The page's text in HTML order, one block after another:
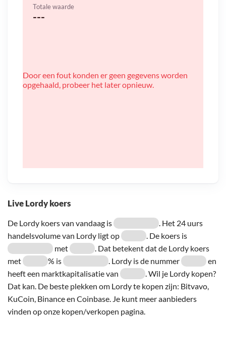
Live Lordy koers
De Lordy koers van vandaag is
. Het 24 uurs
handelsvolume van Lordy ligt op
. De koers is
met
. Dat betekent dat de Lordy koers
met
% is . Lordy is de nummer
en
heeft een marktkapitalisatie van
. Wil je Lordy kopen?
Dat kan. De beste plekken om Lordy te kopen zijn: Bitvavo,
KuCoin, Binance en Coinbase. Je kunt meer aanbieders
vinden op onze kopen/verkopen pagina.
Totale waarde
---
Door een fout konden er geen gegevens worden
opgehaald, probeer het later opnieuw.